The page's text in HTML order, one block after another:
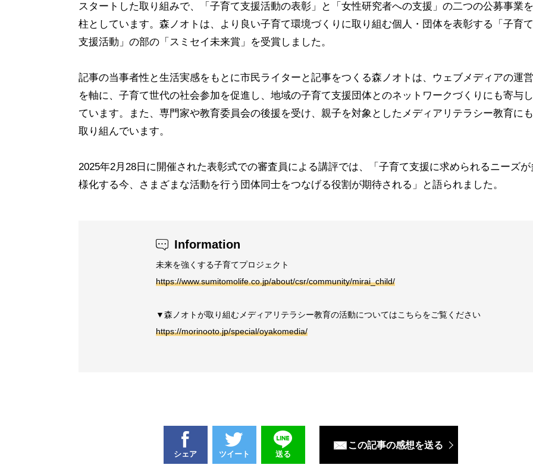
スタートした取り組みで、「子育て支援活動の表彰」と「女性研究者への支援」の二つの公募事業を
柱としています。森ノオトは、より良い子育て環境づくりに取り組む個人・団体を表彰する「子育て
支援活動」の部の「スミセイ未来賞」を受賞しました。
記事の当事者性と生活実感をもとに市民ライターと記事をつくる森ノオトは、ウェブメディアの運営
を軸に、子育て世代の社会参加を促進し、地域の子育て支援団体とのネットワークづくりにも寄与し
ています。また、専門家や教育委員会の後援を受け、親子を対象としたメディアリテラシー教育にも
取り組んでいます。
2025年2月28日に開催された表彰式での審査員による講評では、「子育て支援に求められるニーズが
様化する今、さまざまな活動を行う団体同士をつなげる役割が期待される」と語られました。
Information
未来を強くする子育てプロジェクト
https://www.sumitomolife.co.jp/about/csr/community/mirai_child/
▼森ノオトが取り組むメディアリテラシー教育の活動についてはこちらをご覧ください
https://morinooto.jp/special/oyakomedia/
シェア ツイート 送る
この記事の感想を送る